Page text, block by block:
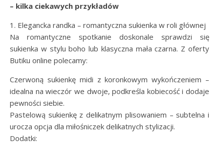
– kilka ciekawych przykładów
1. Elegancka randka – romantyczna sukienka w roli głównej
Na romantyczne spotkanie doskonale sprawdzi się
sukienka w stylu boho lub klasyczna mała czarna. Z oferty
Butiku online polecamy:
Czerwoną sukienkę midi z koronkowym wykończeniem –
idealna na wieczór we dwoje, podkreśla kobiecość i dodaje
pewności siebie.
Pastelową sukienkę z delikatnym plisowaniem – subtelna i
urocza opcja dla miłośniczek delikatnych stylizacji.
Dodatki: